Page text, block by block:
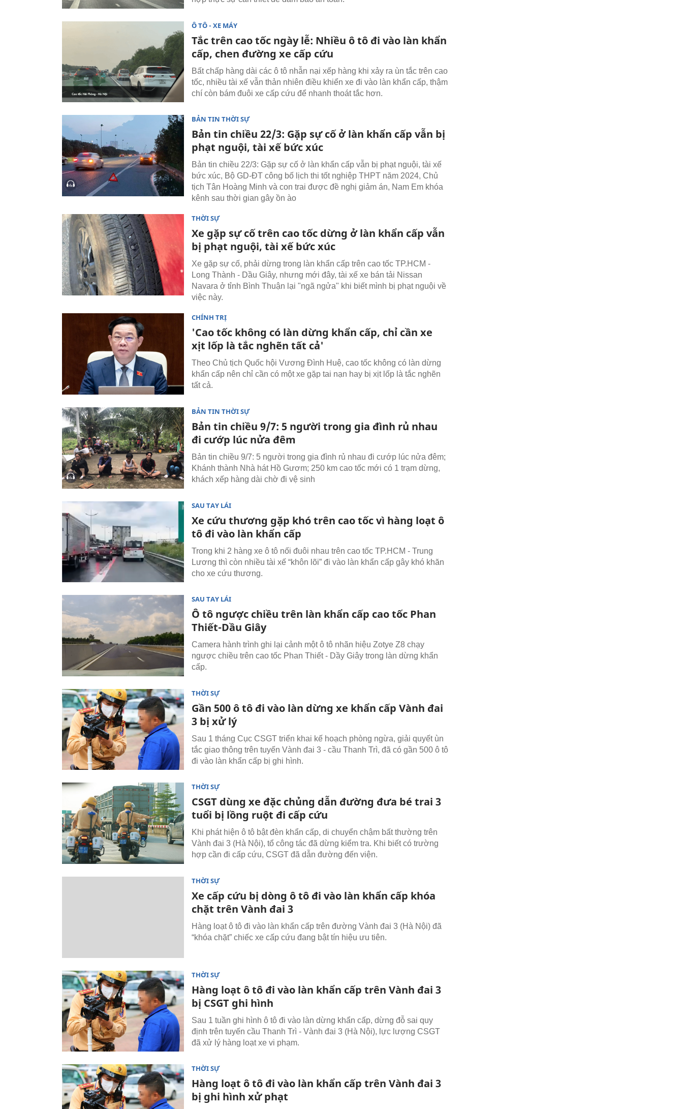
Ô TÔ - XE MÁY
Tắc trên cao tốc ngày lễ: Nhiều ô tô đi vào làn khẩn
cấp, chen đường xe cấp cứu
Bất chấp hàng dài các ô tô nhẫn nại xếp hàng khi xảy ra ùn tắc trên cao
tốc, nhiều tài xế vẫn thản nhiên điều khiển xe đi vào làn khẩn cấp, thậm
chí còn bám đuôi xe cấp cứu để nhanh thoát tắc hơn.
BẢN TIN THỜI SỰ
Bản tin chiều 22/3: Gặp sự cố ở làn khẩn cấp vẫn bị
phạt nguội, tài xế bức xúc
Bản tin chiều 22/3: Gặp sự cố ở làn khẩn cấp vẫn bị phạt nguội, tài xế
bức xúc, Bộ GD-ĐT công bố lịch thi tốt nghiệp THPT năm 2024, Chủ
tịch Tân Hoàng Minh và con trai được đề nghị giảm án, Nam Em khóa
kênh sau thời gian gây ồn ào
THỜI SỰ
Xe gặp sự cố trên cao tốc dừng ở làn khẩn cấp vẫn
bị phạt nguội, tài xế bức xúc
Xe gặp sự cố, phải dừng trong làn khẩn cấp trên cao tốc TP.HCM -
Long Thành - Dầu Giây, nhưng mới đây, tài xế xe bán tải Nissan
Navara ở tỉnh Bình Thuận lại "ngã ngửa" khi biết mình bị phạt nguội về
việc này.
CHÍNH TRỊ
'Cao tốc không có làn dừng khẩn cấp, chỉ cần xe
xịt lốp là tắc nghẽn tất cả'
Theo Chủ tịch Quốc hội Vương Đình Huệ, cao tốc không có làn dừng
khẩn cấp nên chỉ cần có một xe gặp tai nạn hay bị xịt lốp là tắc nghẽn
tất cả.
BẢN TIN THỜI SỰ
Bản tin chiều 9/7: 5 người trong gia đình rủ nhau
đi cướp lúc nửa đêm
Bản tin chiều 9/7: 5 người trong gia đình rủ nhau đi cướp lúc nửa đêm;
Khánh thành Nhà hát Hồ Gươm; 250 km cao tốc mới có 1 trạm dừng,
khách xếp hàng dài chờ đi vệ sinh
SAU TAY LÁI
Xe cứu thương gặp khó trên cao tốc vì hàng loạt ô
tô đi vào làn khẩn cấp
Trong khi 2 hàng xe ô tô nối đuôi nhau trên cao tốc TP.HCM - Trung
Lương thì còn nhiều tài xế “khôn lõi” đi vào làn khẩn cấp gây khó khăn
cho xe cứu thương.
SAU TAY LÁI
Ô tô ngược chiều trên làn khẩn cấp cao tốc Phan
Thiết-Dầu Giây
Camera hành trình ghi lại cảnh một ô tô nhãn hiệu Zotye Z8 chạy
ngược chiều trên cao tốc Phan Thiết - Dầy Giây trong làn dừng khẩn
cấp.
THỜI SỰ
Gần 500 ô tô đi vào làn dừng xe khẩn cấp Vành đai
3 bị xử lý
Sau 1 tháng Cục CSGT triển khai kế hoạch phòng ngừa, giải quyết ùn
tắc giao thông trên tuyến Vành đai 3 - cầu Thanh Trì, đã có gần 500 ô tô
đi vào làn khẩn cấp bị ghi hình.
THỜI SỰ
CSGT dùng xe đặc chủng dẫn đường đưa bé trai 3
tuổi bị lồng ruột đi cấp cứu
Khi phát hiện ô tô bật đèn khẩn cấp, di chuyển chậm bất thường trên
Vành đai 3 (Hà Nội), tổ công tác đã dừng kiểm tra. Khi biết có trường
hợp cần đi cấp cứu, CSGT đã dẫn đường đến viện.
THỜI SỰ
Xe cấp cứu bị dòng ô tô đi vào làn khẩn cấp khóa
chặt trên Vành đai 3
Hàng loạt ô tô đi vào làn khẩn cấp trên đường Vành đai 3 (Hà Nội) đã
“khóa chặt” chiếc xe cấp cứu đang bật tín hiệu ưu tiên.
THỜI SỰ
Hàng loạt ô tô đi vào làn khẩn cấp trên Vành đai 3
bị CSGT ghi hình
Sau 1 tuần ghi hình ô tô đi vào làn dừng khẩn cấp, dừng đỗ sai quy
định trên tuyến cầu Thanh Trì - Vành đai 3 (Hà Nội), lực lượng CSGT
đã xử lý hàng loạt xe vi phạm.
THỜI SỰ
Hàng loạt ô tô đi vào làn khẩn cấp trên Vành đai 3
bị ghi hình xử phạt